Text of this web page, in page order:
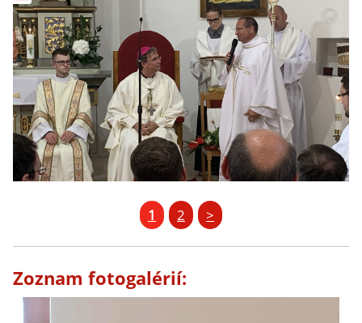
1 2 >
Zoznam fotogalérií: